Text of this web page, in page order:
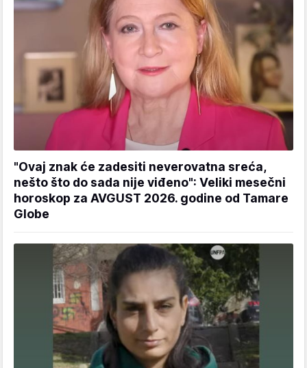
"Ovaj znak će zadesiti neverovatna sreća,
nešto što do sada nije viđeno": Veliki mesečni
horoskop za AVGUST 2026. godine od Tamare
Globe